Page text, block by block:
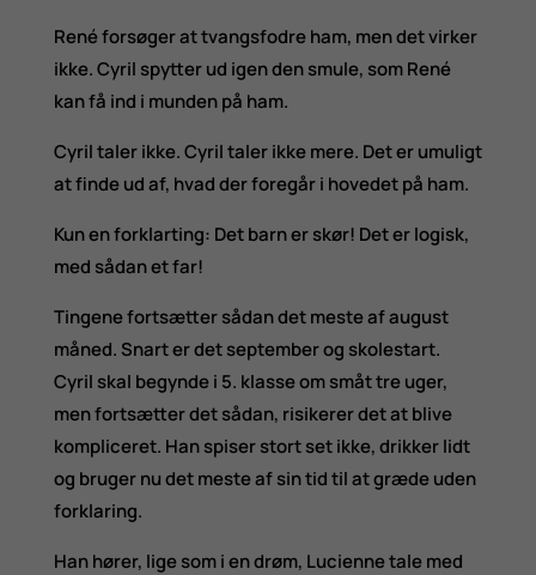
René forsøger at tvangsfodre ham, men det virker
ikke. Cyril spytter ud igen den smule, som René
kan få ind i munden på ham.
Cyril taler ikke. Cyril taler ikke mere. Det er umuligt
at finde ud af, hvad der foregår i hovedet på ham.
Kun en forklarting: Det barn er skør! Det er logisk,
med sådan et far!
Tingene fortsætter sådan det meste af august
måned. Snart er det september og skolestart.
Cyril skal begynde i 5. klasse om småt tre uger,
men fortsætter det sådan, risikerer det at blive
kompliceret. Han spiser stort set ikke, drikker lidt
og bruger nu det meste af sin tid til at græde uden
forklaring.
Han hører, lige som i en drøm, Lucienne tale med